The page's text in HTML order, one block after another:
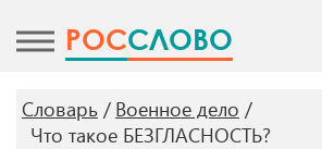
POCСЛОВО
Словарь
Военное дело
Что такое БЕЗГЛАСНОСТЬ?